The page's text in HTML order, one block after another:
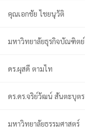
คุณเอกชัย ไชยนุวัติ
มหาวิทยาลัยธุรกิจบัณฑิตย์
ดร.ผุสดี ตามไท
ดร.ดร.จริย์วัฒน์ สันตะบุตร
มหาวิทยาลัยธรรมศาสตร์